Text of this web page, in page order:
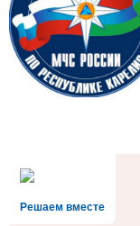
Решаем вместе